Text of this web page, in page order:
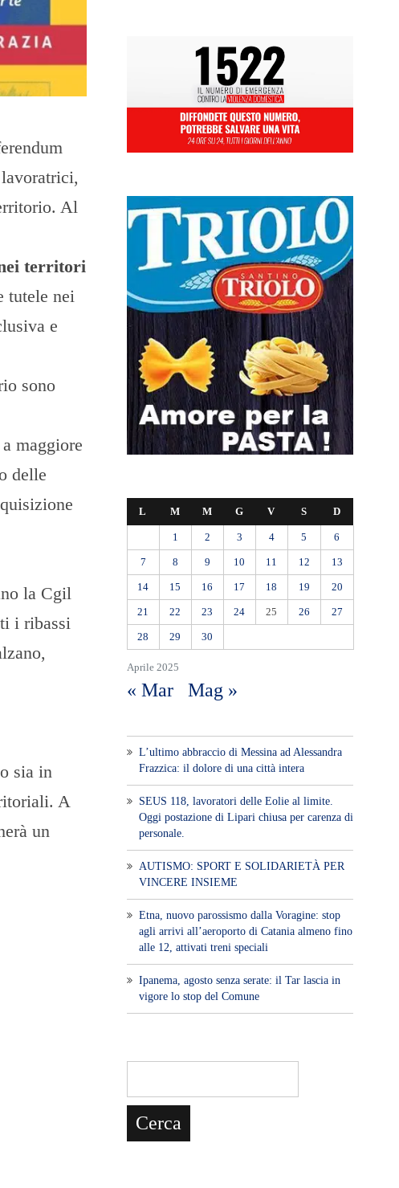
Al
territori
tutele nei
e
sono
maggiore
delle
la Cgil
i ribassi
sia in
A
un
Aprile 2025
L M M G V S D
1 2 3 4 5 6
7 8 9 10 11 12 13
14 15 16 17 18 19 20
21 22 23 24 25 26 27
28 29 30
« Mar Mag »
L’ultimo abbraccio di Messina ad Alessandra
Frazzica: il dolore di una città intera
SEUS 118, lavoratori delle Eolie al limite.
Oggi postazione di Lipari chiusa per carenza di
personale.
AUTISMO: SPORT E SOLIDARIETÀ PER
VINCERE INSIEME
Etna, nuovo parossismo dalla Voragine: stop
agli arrivi all’aeroporto di Catania almeno fino
alle 12, attivati treni speciali
Ipanema, agosto senza serate: il Tar lascia in
vigore lo stop del Comune